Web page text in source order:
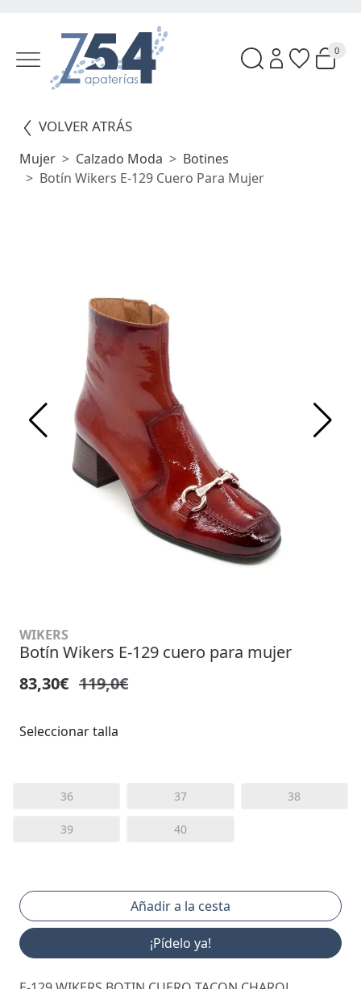
0
VOLVER ATRÁS
Mujer Calzado Moda
Botines
Botín Wikers E-129 Cuero Para Mujer
WIKERS
Botín Wikers E-129 cuero para mujer
83,30€ 119,0€
Seleccionar talla
36 37 38
39 40
¡Pídelo ya!